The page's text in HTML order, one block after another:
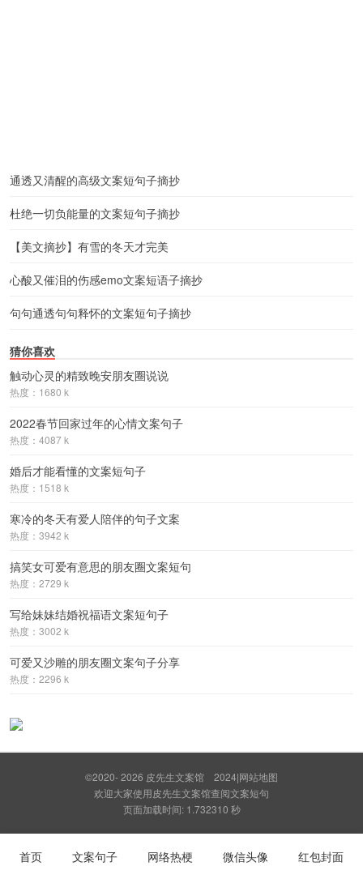
通透又清醒的高级文案短句子摘抄
杜绝一切负能量的文案短句子摘抄
【美文摘抄】有雪的冬天才完美
心酸又催泪的伤感emo文案短语子摘抄
句句通透句句释怀的文案短句子摘抄
猜你喜欢
触动心灵的精致晚安朋友圈说说
热度：1680 k
2022春节回家过年的心情文案句子
热度：4087 k
婚后才能看懂的文案短句子
热度：1518 k
寒冷的冬天有爱人陪伴的句子文案
热度：3942 k
搞笑女可爱有意思的朋友圈文案短句
热度：2729 k
写给妹妹结婚祝福语文案短句子
热度：3002 k
可爱又沙雕的朋友圈文案句子分享
热度：2296 k
©2020- 2026 皮先生文案馆 2024|网站地图
欢迎大家使用皮先生文案馆查阅文案短句
页面加载时间: 1.732310 秒
首页 文案句子 网络热梗 微信头像 红包封面